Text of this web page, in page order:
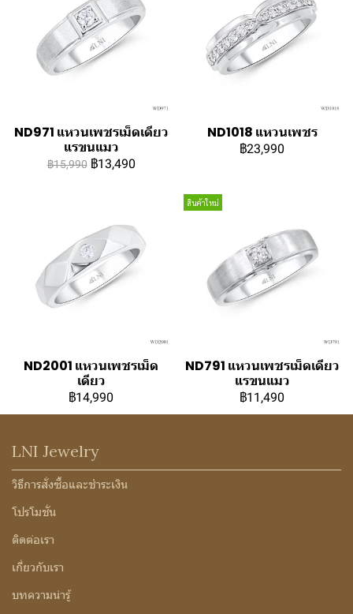
ND971 แหวนเพชรเม็ดเดียว
แรขนแมว
฿15,990 ฿13,490
ND1018 แหวนเพชร
฿23,990
ND2001 แหวนเพชรเม็ด
เดียว
฿14,990
สินค้าใหม่
ND791 แหวนเพชรเม็ดเดียว
แรขนแมว
฿11,490
LNI Jewelry
วิธีการสั่งซื้อและชำระเงิน
โปรโมชั่น
ติดต่อเรา
เกี่ยวกับเรา
บทความน่ารู้